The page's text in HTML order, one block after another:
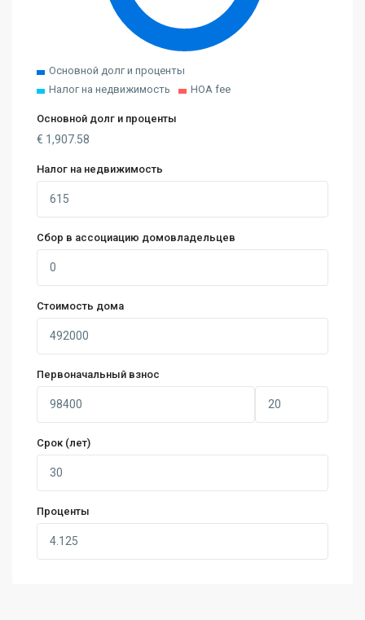
Основной долг и проценты
Налог на недвижимость
HOA fee
Основной долг и проценты
€ 1,907.58
Налог на недвижимость
Сбор в ассоциацию домовладельцев
Стоимость дома
Первоначальный взнос
Срок (лет)
Проценты